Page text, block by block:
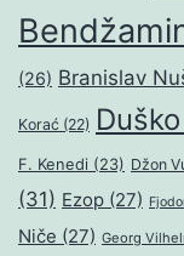
(26) Branislav
Korać (22)
F. Kenedi (23) Džon
(31) Ezop (27)
Niče (27) Georg